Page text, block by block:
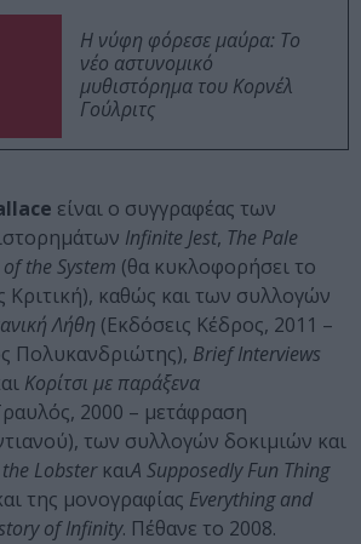
Η νύφη φόρεσε μαύρα: Το
νέο αστυνομικό
μυθιστόρημα του Κορνέλ
Γούλριτς
είναι ο συγγραφέας των
Infinite Jest, The Pale
the System (θα κυκλοφορήσει το
Κριτική), καθώς και των συλλογών
Λήθη (Εκδόσεις Κέδρος, 2011 –
Πολυκανδριώτης), Brief Interviews
Κορίτσι με παράξενα
2000 – μετάφραση
των συλλογών δοκιμιών και
LobsterκαιA Supposedly Fun Thing
της μονογραφίας Everything and
of Infinity. Πέθανε το 2008.